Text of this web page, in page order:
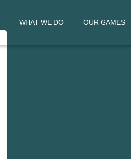
WHAT WE DO OUR GAMES